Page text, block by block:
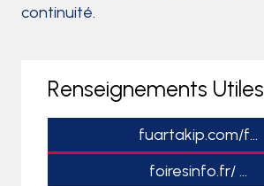
continuité.
Renseignements Utiles
fuartakip.com/f...
foiresinfo.fr/ ...